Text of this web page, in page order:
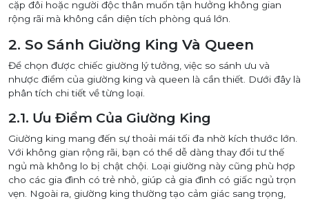
cặp đôi hoặc người độc thân muốn tận hưởng không gian
rộng rãi mà không cần diện tích phòng quá lớn.
2. So Sánh Giường King Và Queen
Để chọn được chiếc giường lý tưởng, việc so sánh ưu và
nhược điểm của giường king và queen là cần thiết. Dưới đây là
phân tích chi tiết về từng loại.
2.1. Ưu Điểm Của Giường King
Giường king mang đến sự thoải mái tối đa nhờ kích thước lớn.
Với không gian rộng rãi, bạn có thể dễ dàng thay đổi tư thế
ngủ mà không lo bị chật chội. Loại giường này cũng phù hợp
cho các gia đình có trẻ nhỏ, giúp cả gia đình có giấc ngủ trọn
vẹn. Ngoài ra, giường king thường tạo cảm giác sang trọng,